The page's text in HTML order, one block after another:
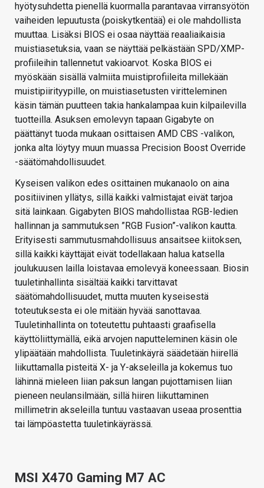
hyötysuhdetta pienellä kuormalla parantavaa virransyötön
vaiheiden lepuutusta (poiskytkentää) ei ole mahdollista
muuttaa. Lisäksi BIOS ei osaa näyttää reaaliaikaisia
muistiasetuksia, vaan se näyttää pelkästään SPD/XMP-
profiileihin tallennetut vakioarvot. Koska BIOS ei
myöskään sisällä valmiita muistiprofiileita millekään
muistipiirityypille, on muistiasetusten viritteleminen
käsin tämän puutteen takia hankalampaa kuin kilpailevilla
tuotteilla. Asuksen emolevyn tapaan Gigabyte on
päättänyt tuoda mukaan osittaisen AMD CBS -valikon,
jonka alta löytyy muun muassa Precision Boost Override
-säätömahdollisuudet.
Kyseisen valikon edes osittainen mukanaolo on aina
positiivinen yllätys, sillä kaikki valmistajat eivät tarjoa
sitä lainkaan. Gigabyten BIOS mahdollistaa RGB-ledien
hallinnan ja sammutuksen ”RGB Fusion”-valikon kautta.
Erityisesti sammutusmahdollisuus ansaitsee kiitoksen,
sillä kaikki käyttäjät eivät todellakaan halua katsella
joulukuusen lailla loistavaa emolevyä koneessaan. Biosin
tuuletinhallinta sisältää kaikki tarvittavat
säätömahdollisuudet, mutta muuten kyseisestä
toteutuksesta ei ole mitään hyvää sanottavaa.
Tuuletinhallinta on toteutettu puhtaasti graafisella
käyttöliittymällä, eikä arvojen naputteleminen käsin ole
ylipäätään mahdollista. Tuuletinkäyrä säädetään hiirellä
liikuttamalla pisteitä X- ja Y-akseleilla ja kokemus tuo
lähinnä mieleen liian paksun langan pujottamisen liian
pieneen neulansilmään, sillä hiiren liikuttaminen
millimetrin akseleilla tuntuu vastaavan useaa prosenttia
tai lämpöastetta tuuletinkäyrässä.
MSI X470 Gaming M7 AC